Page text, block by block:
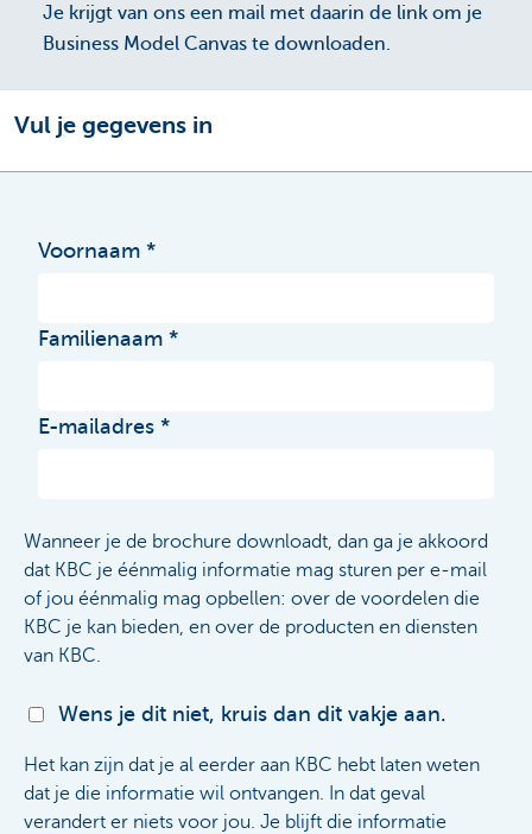
Je krijgt van ons een mail met daarin de link om je
Business Model Canvas te downloaden.
Vul je gegevens in
Voornaam
Familienaam
E-mailadres
Wanneer je de brochure downloadt, dan ga je akkoord
dat KBC je éénmalig informatie mag sturen per e-mail
of jou éénmalig mag opbellen: over de voordelen die
KBC je kan bieden, en over de producten en diensten
van KBC.
Wens je dit niet, kruis dan dit vakje aan.
Het kan zijn dat je al eerder aan KBC hebt laten weten
dat je die informatie wil ontvangen. In dat geval
verandert er niets voor jou. Je blijft die informatie